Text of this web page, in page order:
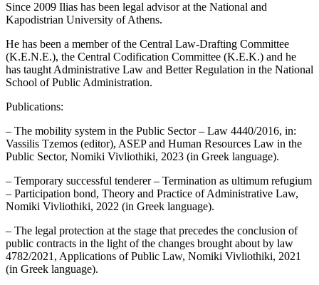
Since 2009 Ilias has been legal advisor at the National and
Kapodistrian University of Athens.
He has been a member of the Central Law-Drafting Committee
(K.E.N.E.), the Central Codification Committee (K.E.K.) and he
has taught Administrative Law and Better Regulation in the National
School of Public Administration.
Publications:
– The mobility system in the Public Sector – Law 4440/2016, in:
Vassilis Tzemos (editor), ASEP and Human Resources Law in the
Public Sector, Nomiki Vivliothiki, 2023 (in Greek language).
– Temporary successful tenderer – Termination as ultimum refugium
– Participation bond, Theory and Practice of Administrative Law,
Nomiki Vivliothiki, 2022 (in Greek language).
– The legal protection at the stage that precedes the conclusion of
public contracts in the light of the changes brought about by law
4782/2021, Applications of Public Law, Nomiki Vivliothiki, 2021
(in Greek language).